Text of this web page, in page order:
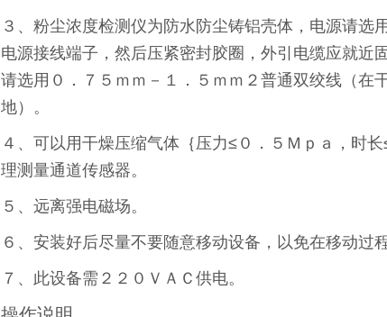
３、粉尘浓度检测仪为防水防尘铸铝壳体，电源请
电源接线端子，然后压紧密封胶圈，外引电缆应就近
请选用０．７５ｍｍ－１．５ｍｍ２普通双绞线（在
地）。
４、可以用干燥压缩气体｛压力≤０．５Ｍｐａ，时
理测量通道传感器。
５、远离强电磁场。
６、安装好后尽量不要随意移动设备，以免在移动过
７、此设备需２２０ＶＡＣ供电。